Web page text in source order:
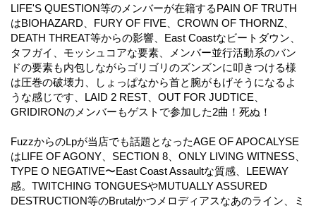
LIFE'S QUESTION等のメンバーが在籍するPAIN OF TRUTH
はBIOHAZARD、FURY OF FIVE、CROWN OF THORNZ、
DEATH THREAT等からの影響、East Coastなビートダウン、
タフガイ、モッシュコアな要素、メンバー並行活動系のバン
ドの要素も内包しながらゴリゴリのズンズンに叩きつける様
は圧巻の破壊力、しょっぱなから首と腕がもげそうになるよ
うな感じです、LAID 2 REST、OUT FOR JUDTICE、
GRIDIRONのメンバーもゲストで参加した2曲！死ぬ！
FuzzからのLpが当店でも話題となったAGE OF APOCALYSE
はLIFE OF AGONY、SECTION 8、ONLY LIVING WITNESS、
TYPE O NEGATIVE〜East Coast Assaultな質感、LEEWAY
感。TWITCHING TONGUESやMUTUALLY ASSURED
DESTRUCTION等のBrutalかつメロディアスなあのライン、ミ